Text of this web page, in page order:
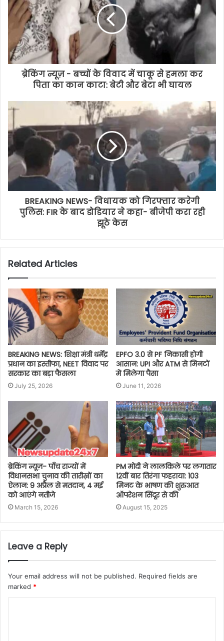
ब्रेकिंग न्यूज़ - बच्चों के विवाद में चाकू से हमला कर
पिता का कान काटा: बेटी और बेटा भी घायल
BREAKING NEWS- विधायक को गिरफ्तार करेगी
पुलिस: FIR के बाद डोडियार ने कहा- बीजेपी करा रही
झूठे केस
Related Articles
BREAKING NEWS: शिक्षा मंत्री धर्मेंद्र
प्रधान का इस्तीफा, NEET विवाद पर
सरकार का बड़ा फैसला
July 25, 2026
EPFO 3.0 से PF निकासी होगी
आसान: UPI और ATM से मिनटों
में मिलेगा पैसा
June 11, 2026
ब्रेकिंग न्यूज़- पाँच राज्यों में
विधानसभा चुनाव की तारीख़ों का
ऐलान: 9 अप्रैल से मतदान, 4 मई
को आएंगे नतीजे
March 15, 2026
PM मोदी ने लालकिले पर लगातार
12वीं बार तिरंगा फहराया: 103
मिनट के भाषण की शुरुआत
ऑपरेशन सिंदूर से की
August 15, 2025
Leave a Reply
Your email address will not be published. Required fields are
marked *